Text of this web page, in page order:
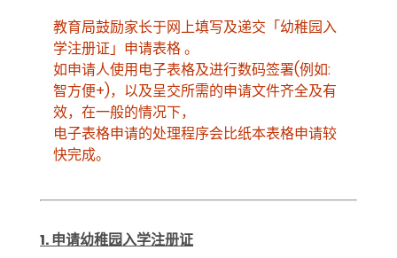
教育局鼓励家长于网上填写及递交「幼稚园入
学注册证」申请表格 。
如申请人使用电子表格及进行数码签署(例如:
智方便+)，以及呈交所需的申请文件齐全及有
效，在一般的情况下，
电子表格申请的处理程序会比纸本表格申请较
快完成。
1. 申请幼稚园入学注册证